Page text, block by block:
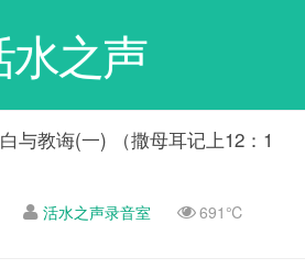
水之声
与教诲(一) （撒母耳记上12：1
活水之声录音室
691℃